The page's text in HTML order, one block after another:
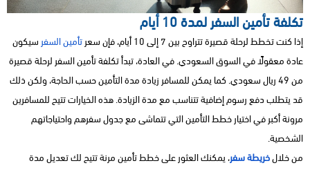
تكلفة تأمين السفر لمدة 10 أيام
إذا كنت تخطط لرحلة قصيرة تتراوح بين 7 إلى 10 أيام، فإن سعر تأمين السفر سيكون
عادة معقولًا في السوق السعودي. في العادة، تبدأ تكلفة تأمين السفر لرحلة قصيرة
من 49 ريال سعودي. كما يمكن للمسافر زيادة مدة التأمين حسب الحاجة، ولكن ذلك
قد يتطلب دفع رسوم إضافية تتناسب مع مدة الزيادة. هذه الخيارات تتيح للمسافرين
مرونة أكبر في اختيار خطط التأمين التي تتماشى مع جدول سفرهم واحتياجاتهم
الشخصية.
من خلالخريطة سفر، يمكنك العثور على خطط تأمين مرنة تتيح لك تعديل مدة